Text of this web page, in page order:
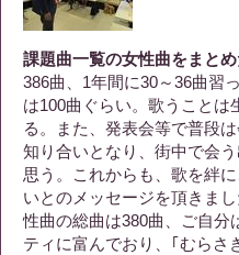
課題曲一覧の女性曲をまとめ
386曲、1年間に30～36曲習
は100曲ぐらい。歌うことは
る。また、発表会等で普段
知り合いとなり、街中で会
思う。これからも、歌を絆
いとのメッセージを頂きまし
性曲の総曲は380曲、ご自分
ティに富んでおり、｢むらさ